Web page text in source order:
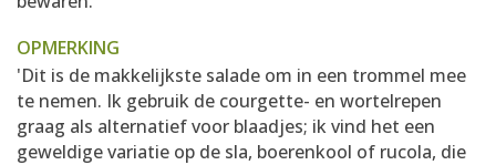
OPMERKING
'Dit is de makkelijkste salade om in een trommel mee
te nemen. Ik gebruik de courgette- en wortelrepen
graag als alternatief voor blaadjes; ik vind het een
geweldige variatie op de sla, boerenkool of rucola, die